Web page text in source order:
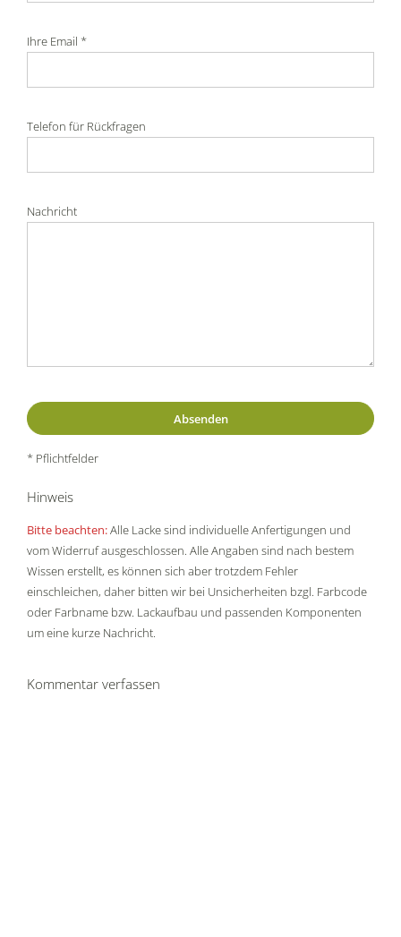
Ihre Email *
Telefon für Rückfragen
Nachricht
* Pflichtfelder
Hinweis
Bitte beachten:Alle Lacke sind individuelle Anfertigungen und
vom Widerruf ausgeschlossen. Alle Angaben sind nach bestem
Wissen erstellt, es können sich aber trotzdem Fehler
einschleichen, daher bitten wir bei Unsicherheiten bzgl. Farbcode
oder Farbname bzw. Lackaufbau und passenden Komponenten
um eine kurze Nachricht.
Kommentar verfassen